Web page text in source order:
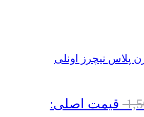
پلاس نیچرز اونلی
قیمت اصلی: